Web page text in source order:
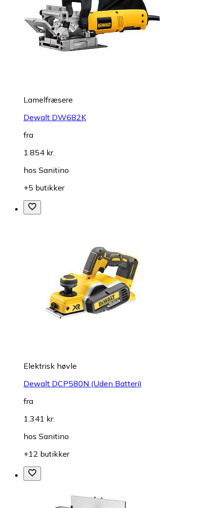
Lamelfræsere
Dewalt DW682K
fra
1.854 kr.
hos Sanitino
+5 butikker
Elektrisk høvle
Dewalt DCP580N (Uden Batteri)
fra
1.341 kr.
hos Sanitino
+12 butikker